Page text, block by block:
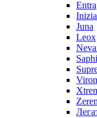
Entra
Inizia
Juna
Leox
Viron